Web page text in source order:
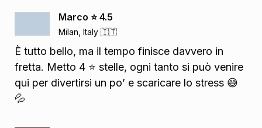
Marco ⭐️ 4.5
Milan, Italy 🇮🇹
È tutto bello, ma il tempo finisce davvero in
fretta. Metto 4 ⭐️ stelle, ogni tanto si può venire
qui per divertirsi un po’ e scaricare lo stress 😅
💦